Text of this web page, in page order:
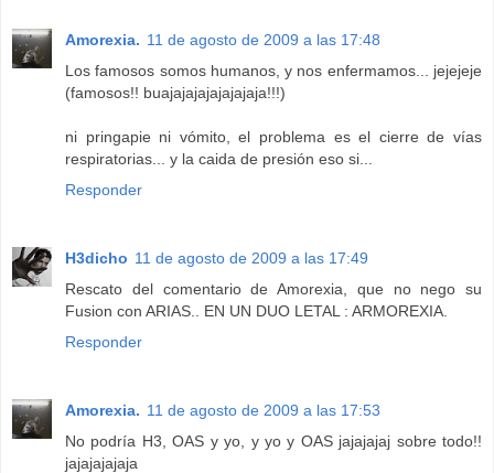
Amorexia. 11 de agosto de 2009 a las 17:48
Los famosos somos humanos, y nos enfermamos... jejejeje
(famosos!! buajajajajajajajaja!!!)
ni pringapie ni vómito, el problema es el cierre de vías
respiratorias... y la caida de presión eso si...
Responder
H3dicho 11 de agosto de 2009 a las 17:49
Rescato del comentario de Amorexia, que no nego su
Fusion con ARIAS.. EN UN DUO LETAL : ARMOREXIA.
Responder
Amorexia. 11 de agosto de 2009 a las 17:53
No podría H3, OAS y yo, y yo y OAS jajajajaj sobre todo!!
jajajajajaja